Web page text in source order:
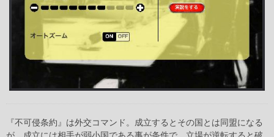
『不可侵条約』は外交コマンド。成立するとその国とは同盟になる